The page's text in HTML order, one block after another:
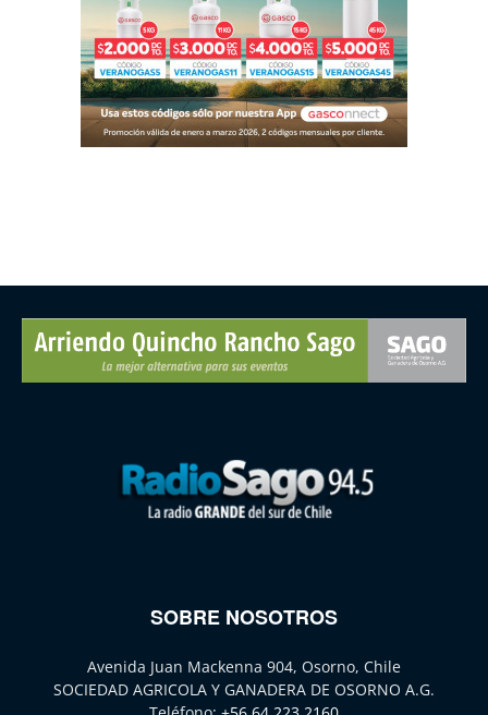
SOBRE NOSOTROS
Avenida Juan Mackenna 904, Osorno, Chile
SOCIEDAD AGRICOLA Y GANADERA DE OSORNO A.G.